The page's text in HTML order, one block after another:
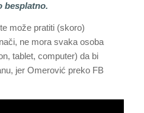
besplatno.
može pratiti (skoro)
ne mora svaka osoba
tablet, computer) da bi
jer Omerović preko FB